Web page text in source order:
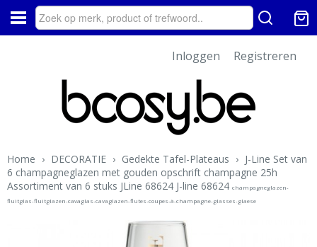
Inloggen Registreren
Home › DECORATIE › Gedekte Tafel-Plateaus › J-Line Set van
6 champagneglazen met gouden opschrift champagne 25h
Assortiment van 6 stuks JLine 68624 J-line 68624 champagneglazen-
fluitglas-fluitglazen-cavaglas-cavaglazen-flutes-coupes-à-champagne-glasses-glaese